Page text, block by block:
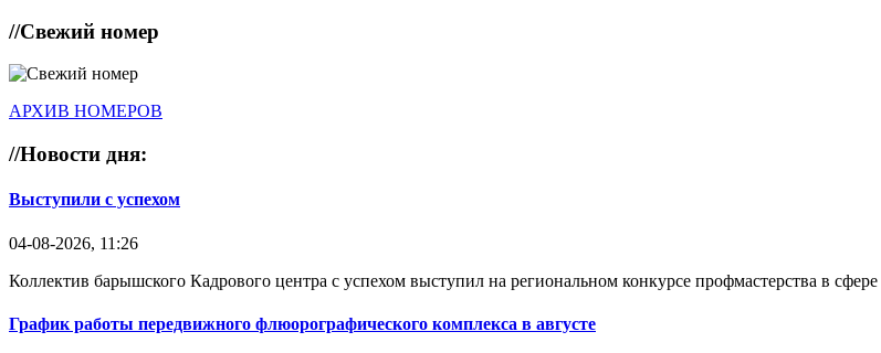
//Свежий номер
АРХИВ НОМЕРОВ
//Новости дня:
Выступили с успехом
04-08-2026, 11:26
Коллектив барышского Кадрового центра с успехом выступил на региональном конкурсе профмастерства в
График работы передвижного флюорографического комплекса в августе